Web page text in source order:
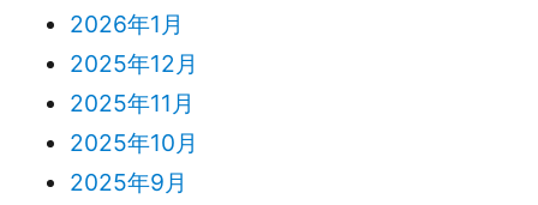
2026年1月
2025年12月
2025年11月
2025年10月
2025年9月